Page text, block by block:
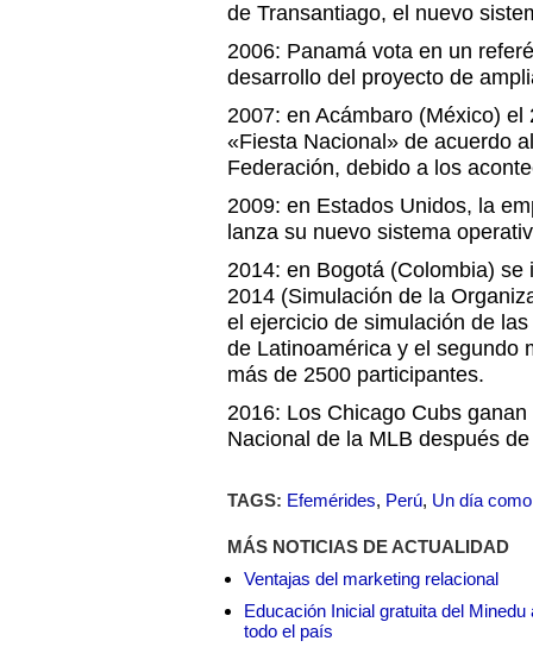
de Transantiago, el nuevo
2006: Panamá vota en un
desarrollo del proyecto de
2007: en Acámbaro (México)
«Fiesta Nacional» de acuerdo
Federación, debido a los
2009: en Estados Unidos, la
lanza su nuevo sistema
2014: en Bogotá (Colombia)
2014 (Simulación de la
el ejercicio de simulación de
de Latinoamérica y el segundo
más de 2500 participantes.
2016: Los Chicago Cubs
Nacional de la MLB después
TAGS: Efemérides, Perú, Un día
MÁS NOTICIAS DE ACTUALIDAD
Ventajas del marketing relacional
Educación Inicial gratuita del
todo el país